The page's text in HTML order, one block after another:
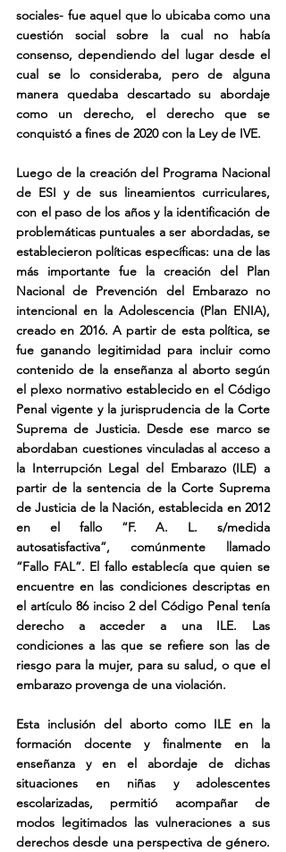
sociales- fue aquel que lo ubicaba como una
cuestión social sobre la cual no había
consenso, dependiendo del lugar desde el
cual se lo consideraba, pero de alguna
manera quedaba descartado su abordaje
como un derecho, el derecho que se
conquistó a fines de 2020 con la Ley de IVE.
Luego de la creación del Programa Nacional
de ESI y de sus lineamientos curriculares,
con el paso de los años y la identificación de
problemáticas puntuales a ser abordadas, se
establecieron políticas específicas: una de las
más importante fue la creación del Plan
Nacional de Prevención del Embarazo no
intencional en la Adolescencia (Plan ENIA),
creado en 2016. A partir de esta política, se
fue ganando legitimidad para incluir como
contenido de la enseñanza al aborto según
el plexo normativo establecido en el Código
Penal vigente y la jurisprudencia de la Corte
Suprema de Justicia. Desde ese marco se
abordaban cuestiones vinculadas al acceso a
la Interrupción Legal del Embarazo (ILE) a
partir de la sentencia de la Corte Suprema
de Justicia de la Nación, establecida en 2012
en el fallo “F. A. L. s/medida
autosatisfactiva”, comúnmente llamado
“Fallo FAL”. El fallo establecía que quien se
encuentre en las condiciones descriptas en
el artículo 86 inciso 2 del Código Penal tenía
derecho a acceder a una ILE. Las
condiciones a las que se refiere son las de
riesgo para la mujer, para su salud, o que el
embarazo provenga de una violación.
Esta inclusión del aborto como ILE en la
formación docente y finalmente en la
enseñanza y en el abordaje de dichas
situaciones en niñas y adolescentes
escolarizadas, permitió acompañar de
modos legitimados las vulneraciones a sus
derechos desde una perspectiva de género.